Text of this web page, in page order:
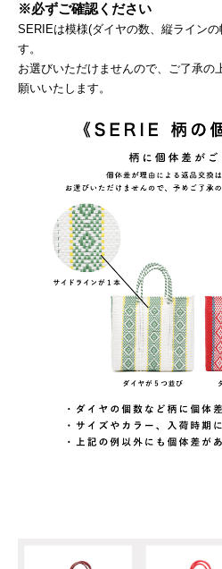
※必ずご確認ください
SERIEは模様(ダイヤの数、縦ライン
す。
お選びいただけませんので、ご了承の
願いいたします。